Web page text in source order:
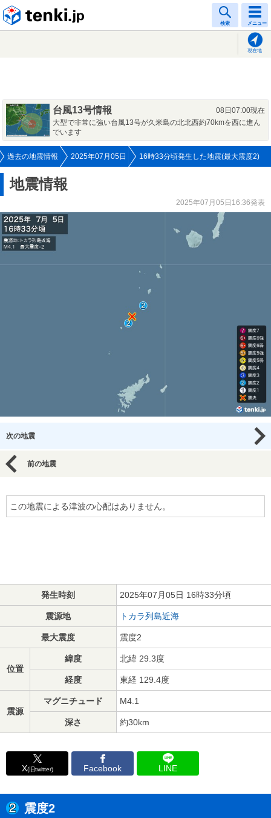
検索 メニュー
現在地
台風13号情報
08日07:00現在
大型で非常に強い台風13号が久米島の北北西約70kmを西に進ん
でいます
過去の地震情報 2025年07月05日 16時33分頃発生した地震(最大震度2)
地震情報
2025年07月05日16:36発表
次の地震
前の地震
この地震による津波の心配はありません。
発生時刻 2025年07月05日 16時33分頃
震源地 トカラ列島近海
最大震度 震度2
位置
緯度 北緯 29.3度
経度 東経 129.4度
震源
マグニチュード M4.1
深さ 約30km
X(旧twitter) Facebook LINE
震度2